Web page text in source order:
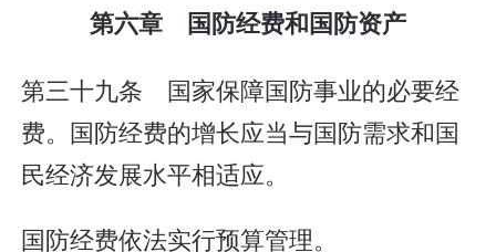
第六章 国防经费和国防资产
第三十九条 国家保障国防事业的必要经
费。国防经费的增长应当与国防需求和国
民经济发展水平相适应。
国防经费依法实行预算管理。